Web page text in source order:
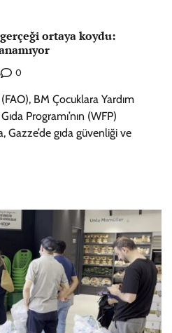
ortaya koydu:
0
BM Çocuklara Yardım
Programı’nın (WFP)
Gazze’de gıda güvenliği ve